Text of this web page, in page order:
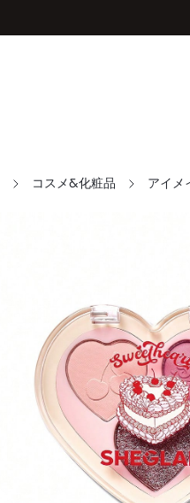
コスメ&化粧品 アイメ